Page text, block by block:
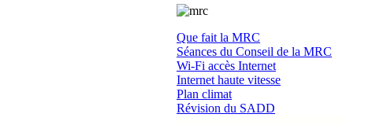
Que fait la MRC
Séances du Conseil de la MRC
Wi-Fi accès Internet
Internet haute vitesse
Plan climat
Révision du SADD